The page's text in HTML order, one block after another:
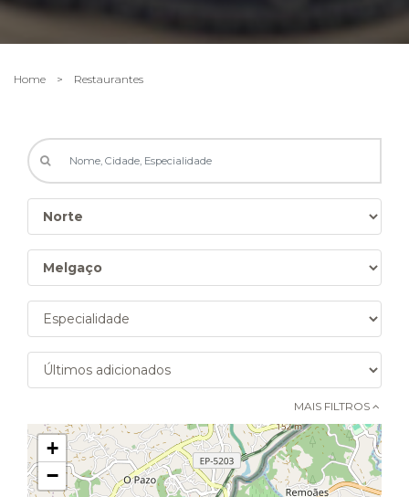
Home > Restaurantes
MAIS FILTROS 
+
−